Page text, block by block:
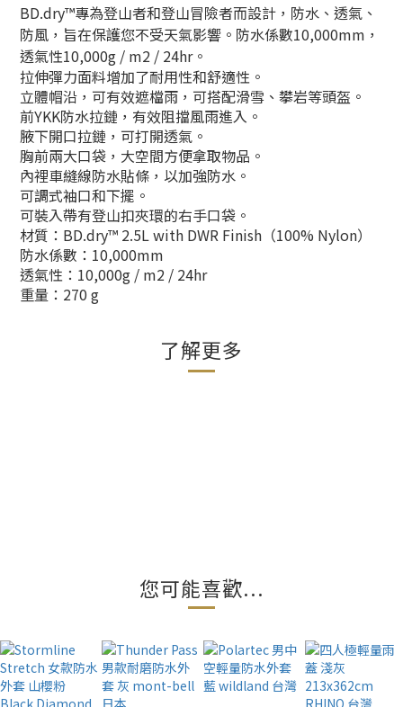
BD.dry™專為登山者和登山冒險者而設計，防水、透氣、
防風，旨在保護您不受天氣影響。防水係數10,000mm，
透氣性10,000g / m2 / 24hr。
拉伸彈力面料增加了耐用性和舒適性。
立體帽沿，可有效遮檔雨，可搭配滑雪、攀岩等頭盔。
前YKK防水拉鏈，有效阻擋風雨進入。
腋下開口拉鏈，可打開透氣。
胸前兩大口袋，大空間方便拿取物品。
內裡車縫線防水貼條，以加強防水。
可調式袖口和下擺。
可裝入帶有登山扣夾環的右手口袋。
材質：BD.dry™ 2.5L with DWR Finish（100% Nylon）
防水係數：10,000mm
透氣性：10,000g / m2 / 24hr
重量：270 g
了解更多
您可能喜歡...